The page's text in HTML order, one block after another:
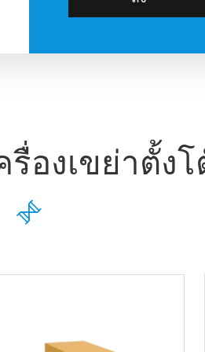
รื่องเขย่าตั้ง
